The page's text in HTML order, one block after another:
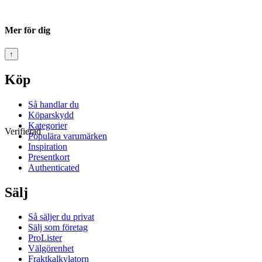
Verifierad
Mer för dig
↑
Köp
Så handlar du
Köparskydd
Kategorier
Populära varumärken
Inspiration
Presentkort
Authenticated
Sälj
Så säljer du privat
Sälj som företag
ProLister
Välgörenhet
Fraktkalkylatorn